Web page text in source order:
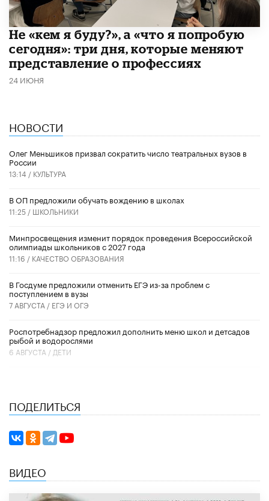
Не «кем я буду?», а «что я попробую
сегодня»: три дня, которые меняют
представление о профессиях
24 ИЮНЯ
НОВОСТИ
Олег Меньшиков призвал сократить число театральных вузов в
России
13:14 / КУЛЬТУРА
В ОП предложили обучать вождению в школах
11:25 / ШКОЛЬНИКИ
Минпросвещения изменит порядок проведения Всероссийской
олимпиады школьников с 2027 года
11:16 / КАЧЕСТВО ОБРАЗОВАНИЯ
В Госдуме предложили отменить ЕГЭ из-за проблем с
поступлением в вузы
7 АВГУСТА / ЕГЭ И ОГЭ
Роспотребнадзор предложил дополнить меню школ и детсадов
рыбой и водорослями
6 АВГУСТА / ДЕТИ
ПОДЕЛИТЬСЯ
ВИДЕО